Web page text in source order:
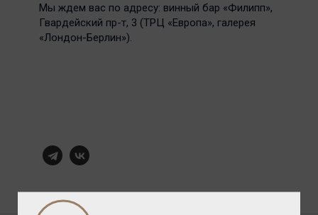
Мы ждем вас по адресу: винный бар «Филипп»,
Гвардейский пр-т, 3 (ТРЦ «Европа», галерея
«Лондон-Берлин»).